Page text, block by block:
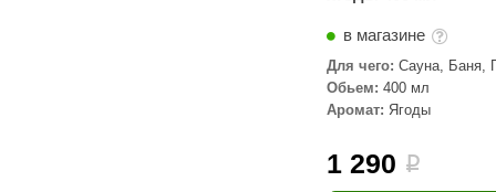
в магазине
Для чего: Сауна, Баня,
Обьем: 400 мл
Аромат: Ягоды
1 290 i